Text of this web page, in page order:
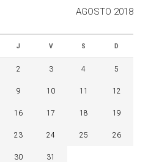
AGOSTO 2018
J V S D
2 3 4 5
9 10 11 12
16 17 18 19
23 24 25 26
30 31